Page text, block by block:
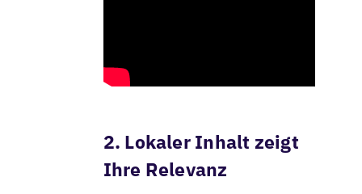
2. Lokaler Inhalt zeigt
Ihre Relevanz